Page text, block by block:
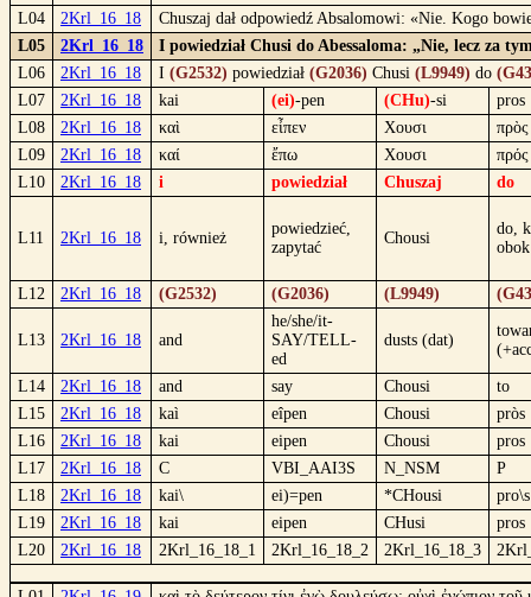
L04
2Krl_16_18
Chuszaj dał odpowiedź Absalomowi: «Nie. Kogo
L05
2Krl_16_18
I powiedział Chusi do Abessaloma: „Nie, lecz za
L06
2Krl_16_18 I (G2532) powiedział (G2036) Chusi (L9949) do
L07
2Krl_16_18 kai (ei)-pen (CHu)-si
pros
L08
2Krl_16_18 καὶ εἶπεν Χουσι
πρὸς
L09
2Krl_16_18 καί ἔπω Χουσι
πρός
L10
2Krl_16_18 i powiedział Chuszaj do
L11 2Krl_16_18 i, również
powiedzieć,
zapytać
Chousi
do,
obok
L12 2Krl_16_18 (G2532) (G2036) (L9949)
L13 2Krl_16_18 and
he/she/it-
SAY/TELL-
ed
dusts (dat)
L14 2Krl_16_18 and say Chousi
to
L15
2Krl_16_18 kaì eîpen Chousi
pròs
L16
2Krl_16_18 kai eipen Chousi
pros
L17
2Krl_16_18 C VBI_AAI3S N_NSM
P
L18
2Krl_16_18 kai\ ei)=pen *CHousi
pro\s
L19
2Krl_16_18 kai eipen CHusi
pros
L20
2Krl_16_18 2Krl_16_18_1 2Krl_16_18_2 2Krl_16_18_3